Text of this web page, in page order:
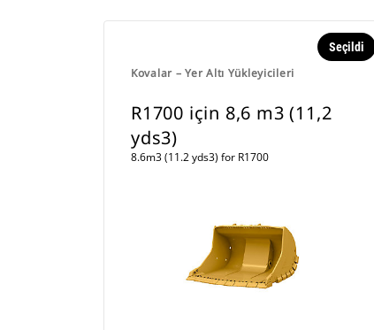
Kovalar – Yer Altı Yükleyicileri
Seçildi
R1700 için 8,6 m3 (11,2
yds3)
8.6m3 (11.2 yds3) for R1700